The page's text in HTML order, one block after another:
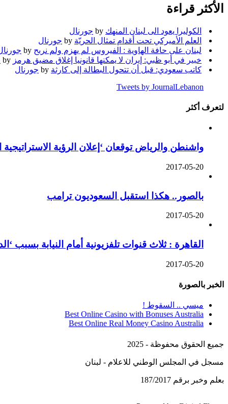
الأكثر قراءة
الكوليرا يعود الى لبنان المنهك by جورنال
العلم الأميركي تحت أقدام تمثال الحريّة by جورنال
لبنان على حافة الهاوية : الفيروس لم يهزم ولم نربح by
خبير في أبو ظبي: إيران لا يمكنها قانونيا إغلاق مضيق هرمز by
كاتب سعودي: قبل أن تتحول البطالة إلى كارثة by جورنال
Tweets by JournalLebanon
لتعرف أكثر
واشنطن والرياض توقعان ‘إعلان الرؤية الاستراتيجية
2017-05-20
بالصور.. هكذا استقبل السعوديون ترامب
2017-05-20
القاهرة : ثلاث قنوات تلفزيونية أمام النيابة بسبب
2017-05-20
الخبر بالصورة
ميسي .. السقوط !
Best Online Casino with Bonuses Australia
Best Online Real Money Casino Australia
جميع الحقوق محفوظة - 2025
مسجل في المجلس الوطني للاعلام - لبنان
بعلم وخبر برقم 187/2017